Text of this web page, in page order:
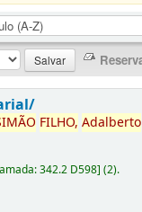
FILHO, Adalberto
342.2 D598](2).